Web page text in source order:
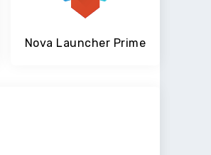
Nova Launcher Prime